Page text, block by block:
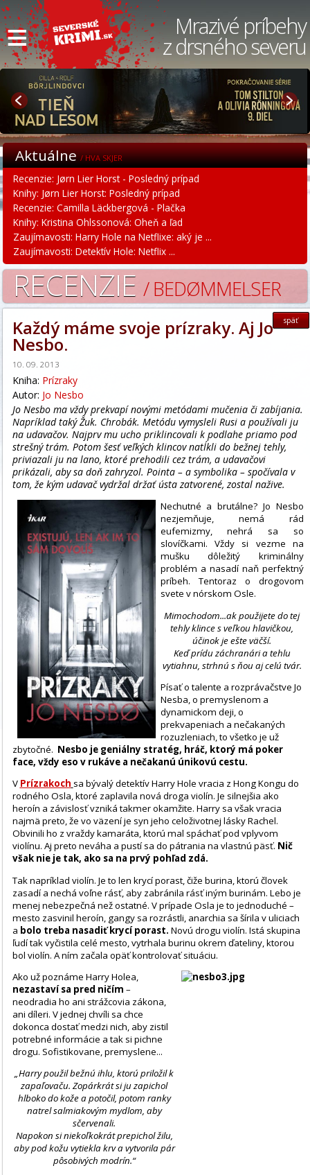
≡ Mrazivé príbehy
z drsného severu
Aktuálne/ HVA SKJER
Recenzie: Jørn Lier Horst - Posledný prípad
Knihy: Jørn Lier Horst: Posledný prípad
Recenzie: Camilla Läckbergová - Plačka
Knihy: Kristina Ohlssonová: Oheň a ľad
Zaujímavosti: Harry Hole na Netflixe: aký je ...
Zaujímavosti: Detektív Hole: Netflix ...
RECENZIE/ BEDØMMELSER
späť
Každý máme svoje prízraky. Aj Jo
Nesbo.
10. 09. 2013
Kniha: Prízraky
Autor: Jo Nesbo
Jo Nesbo ma vždy prekvapí novými metódami mučenia či zabíjania.
Napríklad taký Žuk. Chrobák. Metódu vymysleli Rusi a používali ju
na udavačov. Najprv mu ucho priklincovali k podlahe priamo pod
strešný trám. Potom šesť veľkých klincov natĺkli do bežnej tehly,
priviazali ju na lano, ktoré prehodili cez trám, a udavačovi
prikázali, aby sa doň zahryzol. Pointa – a symbolika – spočívala v
tom, že kým udavač vydržal držať ústa zatvorené, zostal nažive.
Nechutné a brutálne? Jo Nesbo
nezjemňuje, nemá rád
eufemizmy, nehrá sa so
slovíčkami. Vždy si vezme na
mušku dôležitý kriminálny
problém a nasadí naň perfektný
príbeh. Tentoraz o drogovom
svete v nórskom Osle.
Mimochodom...ak použijete do tej
tehly klince s veľkou hlavičkou,
účinok je ešte väčší.
Keď prídu záchranári a tehlu
vytiahnu, strhnú s ňou aj celú tvár.
Písať o talente a rozprávačstve Jo
Nesba, o premyslenom a
dynamickom deji, o
prekvapeniach a nečakaných
rozuzleniach, to všetko je už
zbytočné. Nesbo je geniálny stratég, hráč, ktorý má poker
face, vždy eso v rukáve a nečakanú únikovú cestu.
V Prízrakoch sa bývalý detektív Harry Hole vracia z Hong Kongu do
rodného Osla, ktoré zaplavila nová droga violín. Je silnejšia ako
heroín a závislosť vzniká takmer okamžite. Harry sa však vracia
najmä preto, že vo väzení je syn jeho celoživotnej lásky Rachel.
Obvinili ho z vraždy kamaráta, ktorú mal spáchať pod vplyvom
violínu. Aj preto neváha a pustí sa do pátrania na vlastnú päsť. Nič
však nie je tak, ako sa na prvý pohľad zdá.
Tak napríklad violín. Je to len krycí porast, čiže burina, ktorú človek
zasadí a nechá voľne rásť, aby zabránila rásť iným burinám. Lebo je
menej nebezpečná než ostatné. V prípade Osla je to jednoduché –
mesto zasvinil heroín, gangy sa rozrástli, anarchia sa šírila v uliciach
a bolo treba nasadiť krycí porast. Novú drogu violín. Istá skupina
ľudí tak vyčistila celé mesto, vytrhala burinu okrem ďateliny, ktorou
bol violín. A ním začala opäť kontrolovať situáciu.
Ako už poznáme Harry Holea,
nezastaví sa pred ničím –
neodradia ho ani strážcovia zákona,
ani díleri. V jednej chvíli sa chce
dokonca dostať medzi nich, aby zistil
potrebné informácie a tak si pichne
drogu. Sofistikovane, premyslene...
„Harry použil bežnú ihlu, ktorú priložil k
zapaľovaču. Zopárkrát si ju zapichol
hlboko do kože a potočil, potom ranky
natrel salmiakovým mydlom, aby
sčervenali.
Napokon si niekoľkokrát prepichol žilu,
aby pod kožu vytiekla krv a vytvorila pár
pôsobivých modrín.“